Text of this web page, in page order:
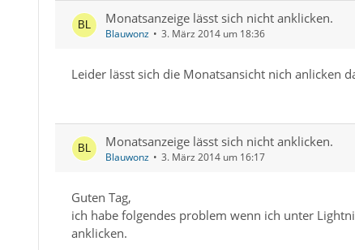
Monatsanzeige lässt sich nicht anklicken.
Blauwonz 3. März 2014 um 18:36
Leider lässt sich die Monatsansicht nich anlicken
Monatsanzeige lässt sich nicht anklicken.
Blauwonz 3. März 2014 um 16:17
Guten Tag,
ich habe folgendes problem wenn ich unter
anklicken.